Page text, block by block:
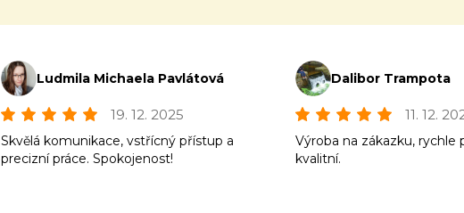
Ludmila Michaela Pavlátová
19. 12. 2025
Skvělá komunikace, vstřícný přístup a
precizní práce. Spokojenost!
Dalibor Trampota
11. 12.
Výroba na zákazku, rychle
kvalitní.